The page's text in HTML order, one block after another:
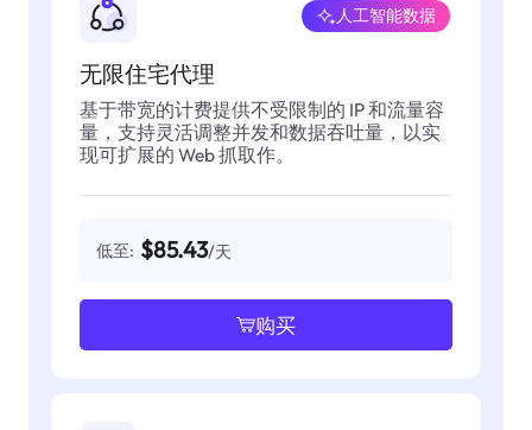
无限住宅代理
人工智能数据
基于带宽的计费提供不受限制的 IP 和流量容
量，支持灵活调整并发和数据吞吐量，以实
现可扩展的 Web 抓取作。
低至: $85.43/天
购买